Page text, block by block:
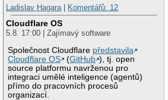
Ladislav Hagara| Komentářů: 12
Cloudflare OS
5.8. 17:00 | Zajímavý software
Společnost Cloudflare představila
Cloudflare OS
(GitHub ), tj. open
source platformu navrženou pro
integraci umělé inteligence (agentů)
přímo do pracovních procesů
organizací.